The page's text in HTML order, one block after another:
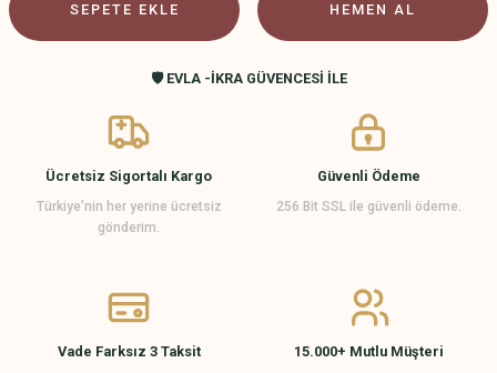
SEPETE EKLE HEMEN AL
🛡️ EVLA -İKRA GÜVENCESİ İLE
Ücretsiz Sigortalı Kargo
Türkiye’nin her yerine ücretsiz
gönderim.
Güvenli Ödeme
256 Bit SSL ile güvenli ödeme.
Vade Farksız 3 Taksit 15.000+ Mutlu Müşteri